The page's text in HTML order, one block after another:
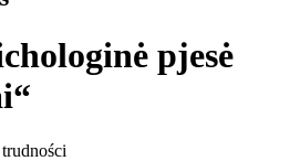
pjesė